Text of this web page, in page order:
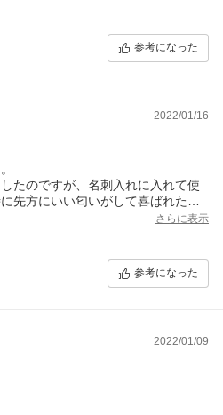
参考になった
2022/01/16
たのですが、名刺入れに入れて使
先方にいい匂いがして喜ばれたそ
さらに表示
参考になった
2022/01/09